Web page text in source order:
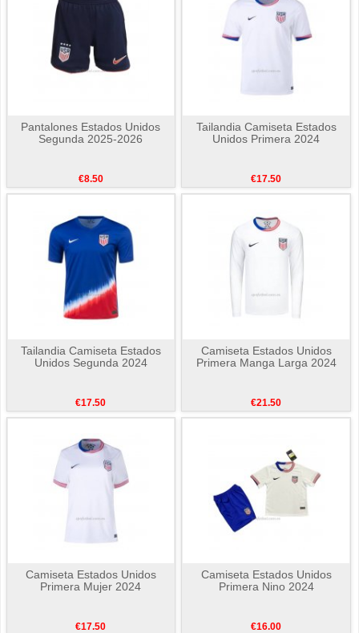
Pantalones Estados Unidos
Segunda 2025-2026
€8.50
Tailandia Camiseta Estados
Unidos Primera 2024
€17.50
Tailandia Camiseta Estados
Unidos Segunda 2024
€17.50
Camiseta Estados Unidos
Primera Manga Larga 2024
€21.50
Camiseta Estados Unidos
Primera Mujer 2024
€17.50
Camiseta Estados Unidos
Primera Nino 2024
€16.00